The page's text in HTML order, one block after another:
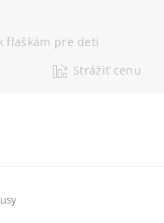
flaškám pre deti
Strážiť cenu